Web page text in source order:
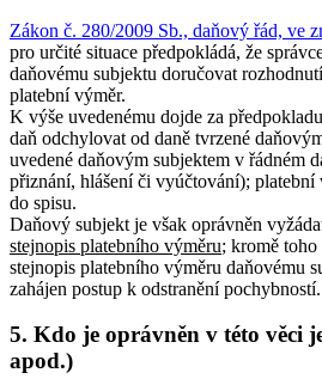
Zákon č. 280/2009 Sb., daňový řád, ve
pro určité situace předpokládá, že
daňovému subjektu doručovat
platební výměr.
K výše uvedenému dojde za
daň odchylovat od daně tvrzené
uvedené daňovým subjektem v řádném
přiznání, hlášení či vyúčtování); platební
do spisu.
Daňový subjekt je však oprávněn
stejnopis platebního výměru; kromě toho
stejnopis platebního výměru daňovému
zahájen postup k odstranění pochybností.
5. Kdo je oprávněn v této věci
apod.)